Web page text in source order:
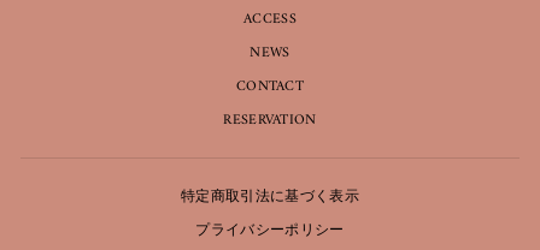
ACCESS
NEWS
CONTACT
RESERVATION
特定商取引法に基づく表示
プライバシーポリシー